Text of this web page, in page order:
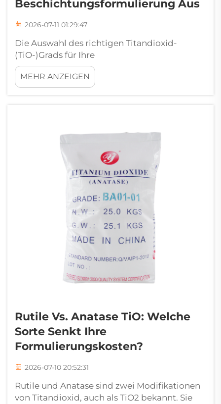
Beschichtungsformulierung Aus
2026-07-11 01:29:47
Die Auswahl des richtigen Titandioxid-
(TiO-)Grads für Ihre
Beschichtungsformulierung ist äußerst
wichtig. TiO ist ein weißer Pigmentstoff, der
Lacken, Beschichtungen und anderen
Beschichtungen bei...
MEHR ANZEIGEN
Rutile Vs. Anatase TiO: Welche
Sorte Senkt Ihre
Formulierungskosten?
2026-07-10 20:52:31
Rutile und Anatase sind zwei Modifikationen
von Titandioxid, auch als TiO2 bekannt. Sie